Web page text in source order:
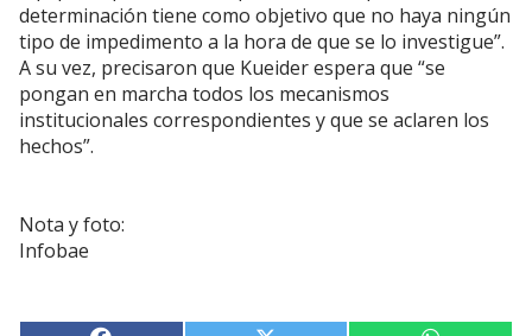
determinación tiene como objetivo que no haya ningún
tipo de impedimento a la hora de que se lo investigue”.
A su vez, precisaron que Kueider espera que “se
pongan en marcha todos los mecanismos
institucionales correspondientes y que se aclaren los
hechos”.
Nota y foto:
Infobae